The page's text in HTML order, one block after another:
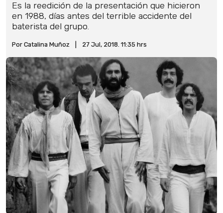
Es la reedición de la presentación que hicieron
en 1988, días antes del terrible accidente del
baterista del grupo.
Por Catalina Muñoz 27 Jul, 2018. 11:35 hrs